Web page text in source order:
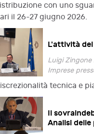
con uno
il 26-27 giugno 2026.
L'attività
Luigi Zingone
Imprese
tecnica e
Il
Analisi delle